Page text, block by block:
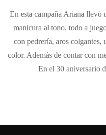
En esta campaña Ariana llevó
manicura al tono, todo a
con pedrería, aros
color. Además de contar con
En el 30 aniversario